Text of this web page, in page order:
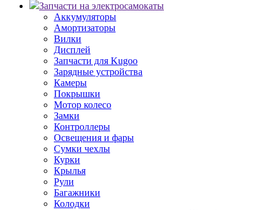
Запчасти на электросамокаты
Аккумуляторы
Амортизаторы
Вилки
Дисплей
Запчасти для Kugoo
Зарядные устройства
Камеры
Покрышки
Мотор колесо
Замки
Контроллеры
Освещения и фары
Сумки чехлы
Курки
Крылья
Рули
Багажники
Колодки